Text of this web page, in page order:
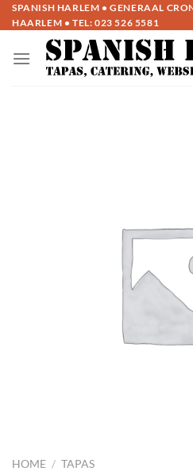
Ga
naar
SPANISH HARLEM • GENERAAL
HAARLEM • TEL: 023 526 5581
HOME / TAPAS